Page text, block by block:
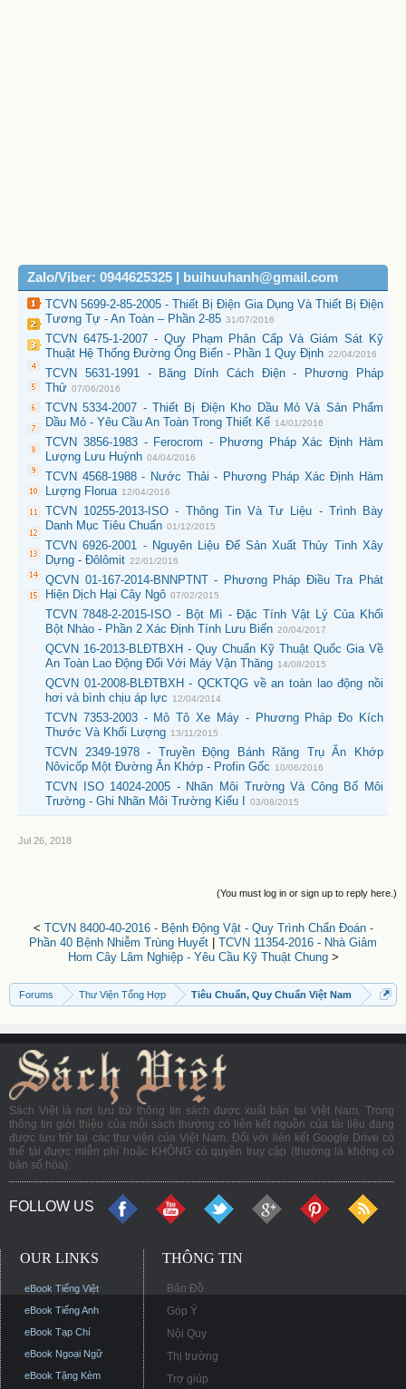
Zalo/Viber: 0944625325 | buihuuhanh@gmail.com
TCVN 5699-2-85-2005 - Thiết Bị Điện Gia Dụng Và Thiết Bị Điện
Tương Tự - An Toàn – Phần 2-85 31/07/2016
TCVN 6475-1-2007 - Quy Phạm Phân Cấp Và Giám Sát Kỹ
Thuật Hệ Thống Đường Ống Biển - Phần 1 Quy Định 22/04/2016
TCVN 5631-1991 - Băng Dính Cách Điện - Phương Pháp
Thử 07/06/2016
TCVN 5334-2007 - Thiết Bị Điện Kho Dầu Mỏ Và Sản Phẩm
Dầu Mỏ - Yêu Cầu An Toàn Trong Thiết Kế 14/01/2016
TCVN 3856-1983 - Ferocrom - Phương Pháp Xác Định Hàm
Lượng Lưu Huỳnh 04/04/2016
TCVN 4568-1988 - Nước Thải - Phương Pháp Xác Định Hàm
Lượng Florua 12/04/2016
TCVN 10255-2013-ISO - Thông Tin Và Tư Liệu - Trình Bày
Danh Mục Tiêu Chuẩn 01/12/2015
TCVN 6926-2001 - Nguyên Liệu Để Sản Xuất Thủy Tinh Xây
Dựng - Đôlômit 22/01/2016
QCVN 01-167-2014-BNNPTNT - Phương Pháp Điều Tra Phát
Hiện Dịch Hại Cây Ngô 07/02/2015
TCVN 7848-2-2015-ISO - Bột Mì - Đặc Tính Vật Lý Của Khối
Bột Nhào - Phần 2 Xác Định Tính Lưu Biến 20/04/2017
QCVN 16-2013-BLĐTBXH - Quy Chuẩn Kỹ Thuật Quốc Gia Về
An Toàn Lao Động Đối Với Máy Vận Thăng 14/08/2015
QCVN 01-2008-BLĐTBXH - QCKTQG về an toàn lao động nồi
hơi và bình chịu áp lực
12/04/2014
TCVN 7353-2003 - Mô Tô Xe Máy - Phương Pháp Đo Kích
Thước Và Khối Lượng 13/11/2015
TCVN 2349-1978 - Truyền Động Bánh Răng Trụ Ăn Khớp
Nôvicốp Một Đường Ăn Khớp - Profin Gốc
10/06/2016
TCVN ISO 14024-2005 - Nhãn Môi Trường Và Công Bố Môi
Trường - Ghi Nhãn Môi Trường Kiểu I
03/08/2015
Jul 26, 2018
(You must log in or sign up to reply here.)
< TCVN 8400-40-2016 - Bệnh Động Vật - Quy Trình Chẩn Đoán -
Phần 40 Bệnh Nhiễm Trùng Huyết
TCVN 11354-2016 - Nhà Giâm
Hom Cây Lâm Nghiệp - Yêu Cầu Kỹ Thuật Chung>
Forums Thư Viện Tổng Hợp Tiêu Chuẩn, Quy Chuẩn Việt Nam
Sách Việt là nơi lưu trữ thông tin sách được xuất bản tại Việt Nam. Trong
thông tin giới thiệu của mỗi sách thường có liên kết nguồn của tài liệu đang
được lưu trữ tại các thư viện của Việt Nam. Đối với liên kết Google Drive có
thể tải được miễn phí hoặc KHÔNG có quyền truy cập (thường là không có
bản số hóa).
FOLLOW US
OUR LINKS
eBook Tiếng Việt
eBook Tiếng Anh
eBook Tạp Chí
eBook Ngoại Ngữ
eBook Tặng Kèm
THÔNG TIN
Bản Đồ
Góp Ý
Nội Quy
Thị trường
Trợ giúp